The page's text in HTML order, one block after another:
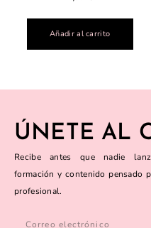
Añadir al carrito
ÚNETE AL
Recibe antes que nadie
formación y contenido pensado
profesional.